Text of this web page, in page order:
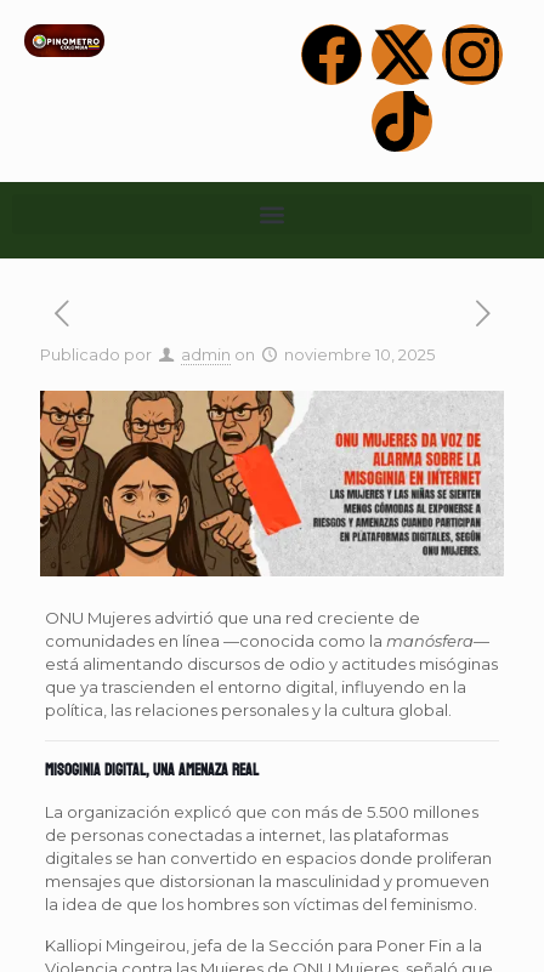
Publicado por admin on noviembre 10, 2025
ONU Mujeres advirtió que una red creciente de
comunidades en línea —conocida como la manósfera—
está alimentando discursos de odio y actitudes misóginas
que ya trascienden el entorno digital, influyendo en la
política, las relaciones personales y la cultura global.
Misoginia digital, una amenaza real
La organización explicó que con más de 5.500 millones
de personas conectadas a internet, las plataformas
digitales se han convertido en espacios donde proliferan
mensajes que distorsionan la masculinidad y promueven
la idea de que los hombres son víctimas del feminismo.
Kalliopi Mingeirou, jefa de la Sección para Poner Fin a la
Violencia contra las Mujeres de ONU Mujeres, señaló que